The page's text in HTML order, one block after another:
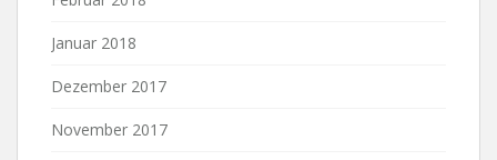
Januar 2018
Dezember 2017
November 2017